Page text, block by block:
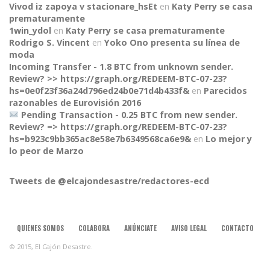
CONNECT
Vivod iz zapoya v stacionare_hsEt en Katy Perry se casa
prematuramente
1win_ydol en Katy Perry se casa prematuramente
Rodrigo S. Vincent en Yoko Ono presenta su línea de
moda
Incoming Transfer - 1.8 BTC from unknown sender.
Review? >> https://graph.org/REDEEM-BTC-07-23?
hs=0e0f23f36a24d796ed24b0e71d4b433f& en Parecidos
razonables de Eurovisión 2016
Pending Transaction - 0.25 BTC from new sender.
Review? => https://graph.org/REDEEM-BTC-07-23?
hs=b923c9bb365ac8e58e7b6349568ca6e9& en Lo mejor y
lo peor de Marzo
Tweets de @elcajondesastre/redactores-ecd
QUIENES SOMOS COLABORA ANÚNCIATE AVISO LEGAL CONTACTO
© 2015, El Cajón Desastre.